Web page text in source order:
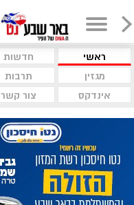
ראשי חדשות
מגזין
תרבות
אינדקס
צור קשר